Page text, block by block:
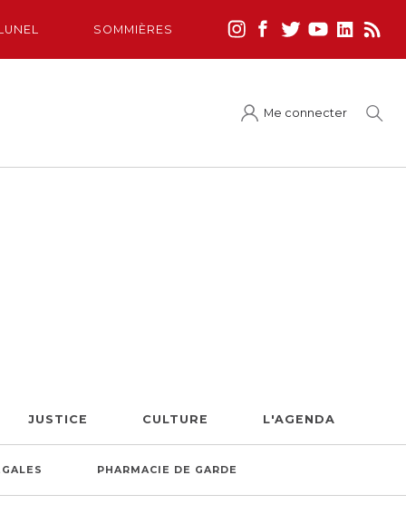
SOMMIÈRES
Me connecter
JUSTICE CULTURE L'AGENDA
PHARMACIE DE GARDE